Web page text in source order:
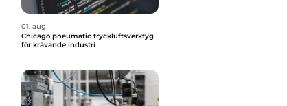
01. aug
Chicago pneumatic tryckluftsverktyg
för krävande industri